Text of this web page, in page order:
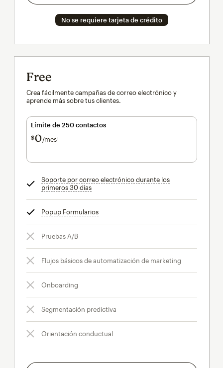
No se requiere tarjeta de crédito
Free
Crea fácilmente campañas de correo electrónico y
aprende más sobre tus clientes.
Límite de 250 contactos
$0 /mes†al mes†
Soporte por correo electrónico durante los
primeros 30 díasinfo
Popup Formulariosinfo
Pruebas A/B
Flujos básicos de automatización de marketing
Onboarding
Segmentación predictiva
Orientación conductual